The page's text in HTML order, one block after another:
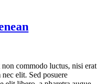
commodo luctus, nisi erat
elit. Sed posuere